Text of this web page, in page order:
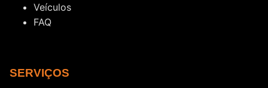
Veículos
FAQ
SERVIÇOS